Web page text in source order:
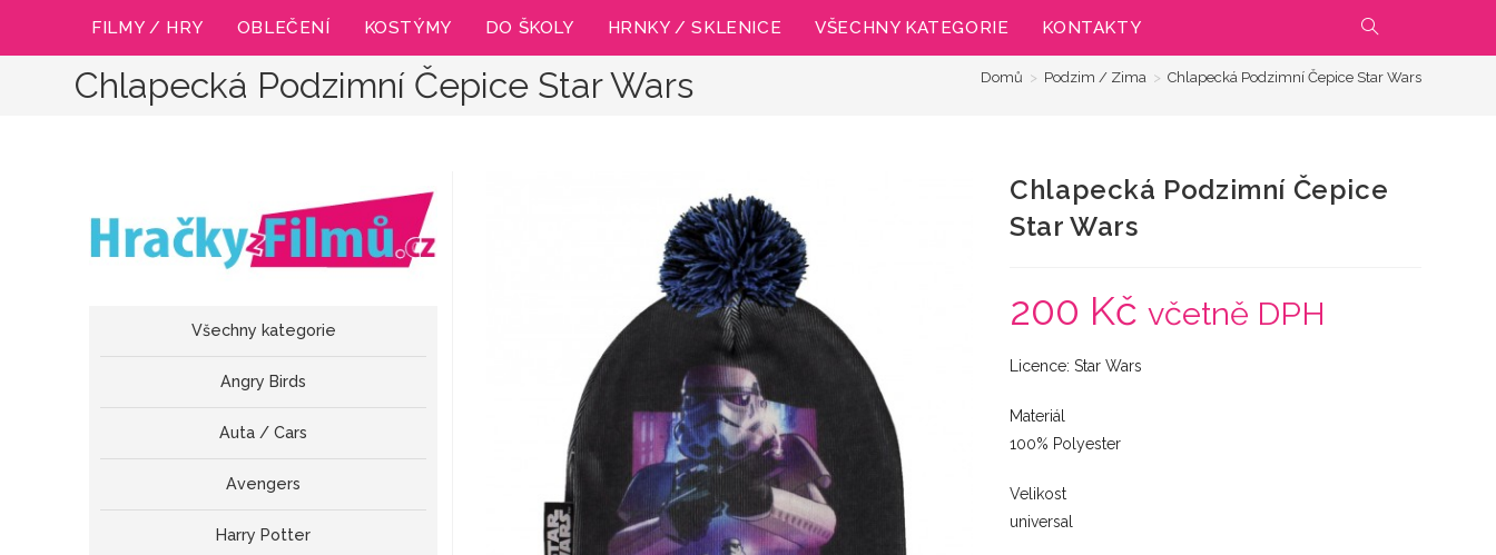
FILMY / HRY OBLEČENÍ KOSTÝMY DO ŠKOLY HRNKY / SKLENICE VŠECHNY KATEGORIE KONTAKTY PŘEPNOUT
VYHLEDÁVÁNÍ
WEBU
Chlapecká Podzimní Čepice Star Wars Domů > Podzim / Zima > Chlapecká Podzimní Čepice Star Wars
Chlapecká Podzimní Čepice
Star Wars
200 Kč včetně DPH
Licence: Star Wars
Materiál
100% Polyester
Velikost
universal
Všechny kategorie
Angry Birds
Auta / Cars
Avengers
Harry Potter